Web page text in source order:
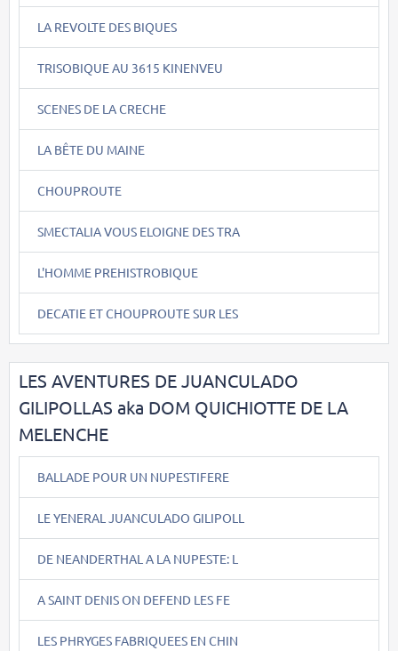
LA REVOLTE DES BIQUES
TRISOBIQUE AU 3615 KINENVEU
SCENES DE LA CRECHE
LA BÊTE DU MAINE
CHOUPROUTE
SMECTALIA VOUS ELOIGNE DES TRA
L'HOMME PREHISTROBIQUE
DECATIE ET CHOUPROUTE SUR LES
LES AVENTURES DE JUANCULADO
GILIPOLLAS aka DOM QUICHIOTTE DE LA
MELENCHE
BALLADE POUR UN NUPESTIFERE
LE YENERAL JUANCULADO GILIPOLL
DE NEANDERTHAL A LA NUPESTE: L
A SAINT DENIS ON DEFEND LES FE
LES PHRYGES FABRIQUEES EN CHIN